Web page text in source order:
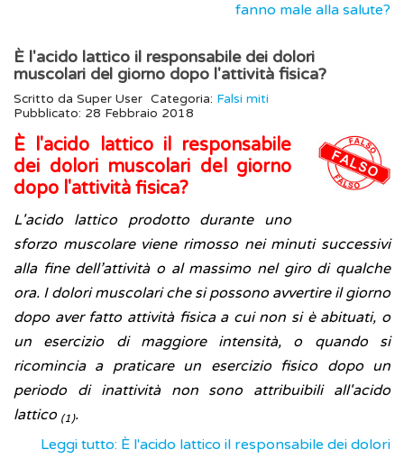
fanno male alla salute?
È l'acido lattico il responsabile dei dolori
muscolari del giorno dopo l'attività fisica?
Scritto da Super User Categoria: Falsi miti
Pubblicato: 28 Febbraio 2018
È l'acido lattico il responsabile
dei dolori muscolari del giorno
dopo l'attività fisica?
L'acido lattico prodotto durante uno
sforzo muscolare viene rimosso nei minuti successivi
alla fine dell’attività o al massimo nel giro di qualche
ora. I dolori muscolari che si possono avvertire il giorno
dopo aver fatto attività fisica a cui non si è abituati, o
un esercizio di maggiore intensità, o quando si
ricomincia a praticare un esercizio fisico dopo un
periodo di inattività non sono attribuibili all'acido
lattico (1).
Leggi tutto: È l'acido lattico il responsabile dei dolori